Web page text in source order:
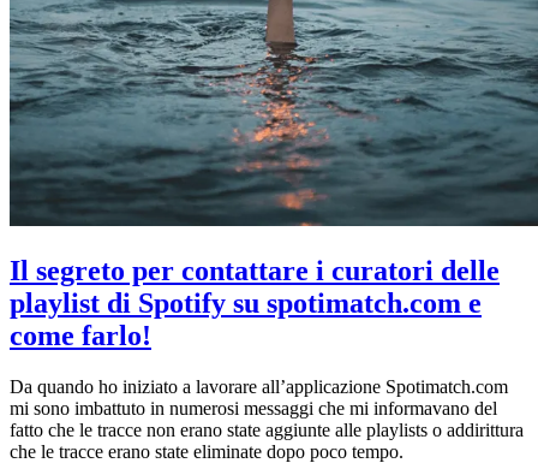
Il segreto per contattare i curatori delle
playlist di Spotify su spotimatch.com e
come farlo!
Da quando ho iniziato a lavorare all’applicazione Spotimatch.com
mi sono imbattuto in numerosi messaggi che mi informavano del
fatto che le tracce non erano state aggiunte alle playlists o addirittura
che le tracce erano state eliminate dopo poco tempo.